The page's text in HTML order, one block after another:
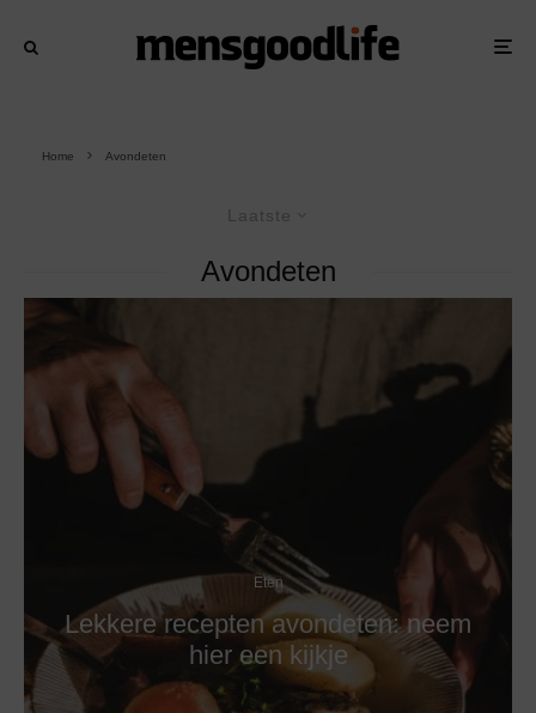
Home Avondeten
Laatste
Avondeten
Eten
Lekkere recepten avondeten: neem
hier een kijkje